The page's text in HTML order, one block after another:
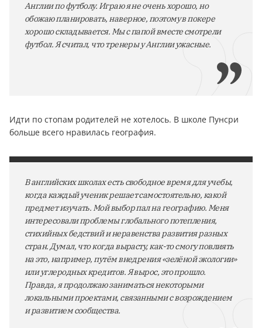
Англии по футболу. Играю я не очень хорошо, но
обожаю планировать, наверное, поэтому в покере
хорошо складывается. Мы с папой вместе смотрели
футбол. Я считал, что тренеры у Англии ужасные.
Идти по стопам родителей не хотелось. В школе Пунсри
больше всего нравилась география.
В английских школах есть свободное время для учебы,
когда каждый ученик решает самостоятельно, какой
предмет изучать. Мой выбор пал на географию. Меня
интересовали проблемы глобального потепления,
стихийных бедствий и неравенства развития разных
стран. Думал, что когда вырасту, как-то смогу повлиять
на это, например, путём внедрения «зелёной экологии»
или углеродных кредитов. Я вырос, это прошло.
Правда, я продолжаю заниматься некоторыми
локальными проектами, связанными с возрождением
и развитием сообщества.